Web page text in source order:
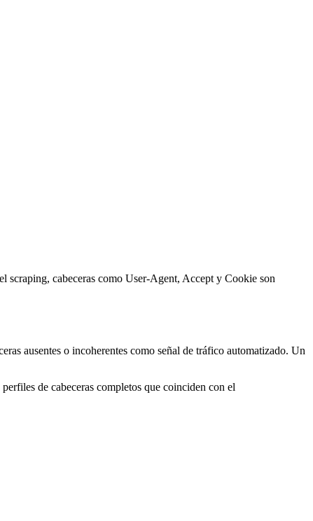
scraping, cabeceras como User-Agent, Accept y Cookie son
ausentes o incoherentes como señal de tráfico automatizado. Un
de cabeceras completos que coinciden con el